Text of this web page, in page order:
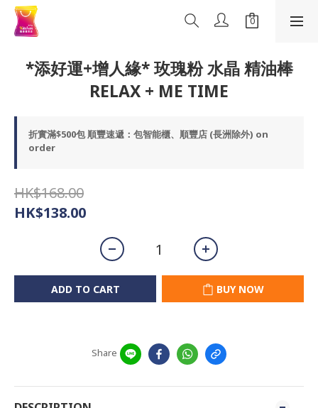
*添好運+增人緣* 玫瑰粉 水晶 精油棒
RELAX + ME TIME
折實滿$500包 順豐速遞：包智能櫃、順豐店 (長洲除外) on
order
HK$168.00
HK$138.00
ADD TO CART BUY NOW
Share